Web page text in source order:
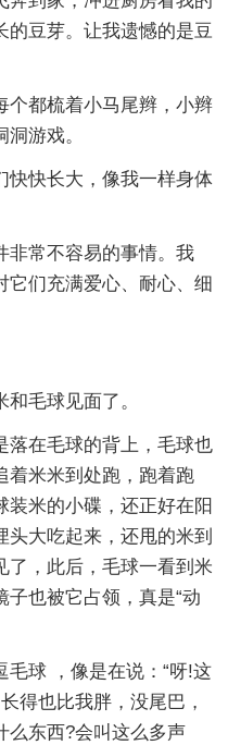
的豆芽。让我遗憾的是豆
个都梳着小马尾辫，小辫
游戏。
快快长大，像我一样身体
非常不容易的事情。我
它们充满爱心、耐心、细
毛球见面了。
落在毛球的背上，毛球也
着米米到处跑，跑着跑
米的小碟，还正好在阳
大吃起来，还甩的米到
了，此后，毛球一看到米
也被它占领，真是“动
球 ，像是在说：“呀!这
得也比我胖，没尾巴，
么东西?会叫这么多声